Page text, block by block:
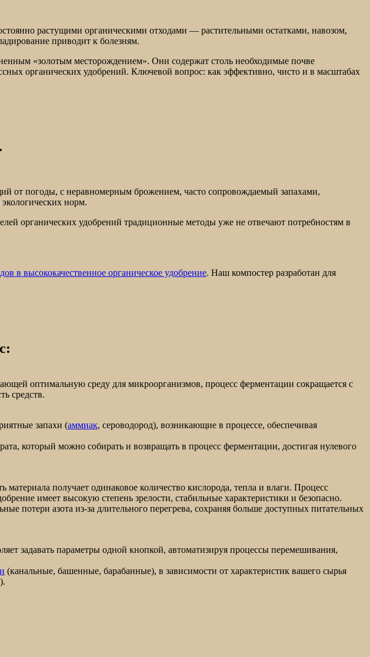
растущими органическими отходами — растительными остатками, навозом,
приводит к болезням.
«золотым месторождением». Они содержат столь необходимые почве
органических удобрений. Ключевой вопрос: как эффективно, чисто и в масштабах
от погоды, с неравномерным брожением, часто сопровождаемый запахами,
норм.
органических удобрений традиционные методы уже не отвечают потребностям в
в высококачественное органическое удобрение. Наш компостер разработан для
оптимальную среду для микроорганизмов, процесс ферментации сокращается с
средств.
запахи (аммиак, сероводород), возникающие в процессе, обеспечивая
который можно собирать и возвращать в процесс ферментации, достигая нулевого
получает одинаковое количество кислорода, тепла и влаги. Процесс
имеет высокую степень зрелости, стабильные характеристики и безопасно.
потери азота из-за длительного перегрева, сохраняя больше доступных питательных
задавать параметры одной кнопкой, автоматизируя процессы перемешивания,
(канальные, башенные, барабанные), в зависимости от характеристик вашего сырья